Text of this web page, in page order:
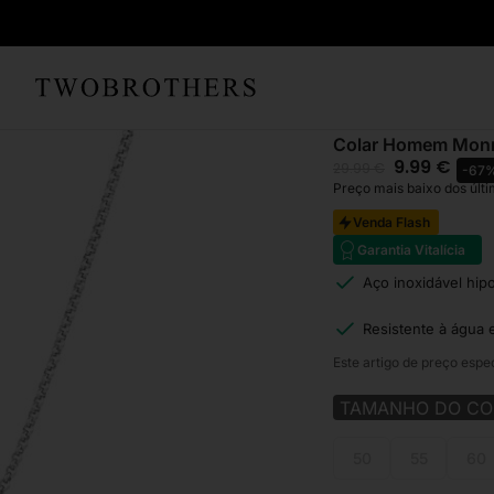
Colar Homem
9.99 €
-
Preço mais baixo dos
Venda Flash
Garantia Vitalícia
Aço inoxidável
Resistente à água
Este artigo de preço
TAMANHO DO